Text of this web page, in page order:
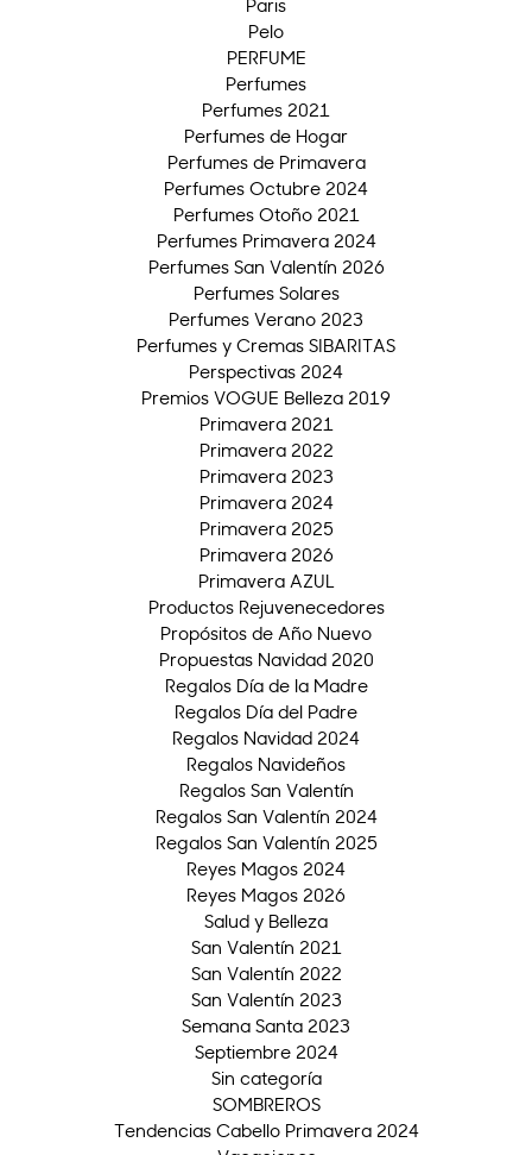
Paris
Pelo
PERFUME
Perfumes
Perfumes 2021
Perfumes de Hogar
Perfumes de Primavera
Perfumes Octubre 2024
Perfumes Otoño 2021
Perfumes Primavera 2024
Perfumes San Valentín 2026
Perfumes Solares
Perfumes Verano 2023
Perfumes y Cremas SIBARITAS
Perspectivas 2024
Premios VOGUE Belleza 2019
Primavera 2021
Primavera 2022
Primavera 2023
Primavera 2024
Primavera 2025
Primavera 2026
Primavera AZUL
Productos Rejuvenecedores
Propósitos de Año Nuevo
Propuestas Navidad 2020
Regalos Día de la Madre
Regalos Día del Padre
Regalos Navidad 2024
Regalos Navideños
Regalos San Valentín
Regalos San Valentín 2024
Regalos San Valentín 2025
Reyes Magos 2024
Reyes Magos 2026
Salud y Belleza
San Valentín 2021
San Valentín 2022
San Valentín 2023
Semana Santa 2023
Septiembre 2024
Sin categoría
SOMBREROS
Tendencias Cabello Primavera 2024